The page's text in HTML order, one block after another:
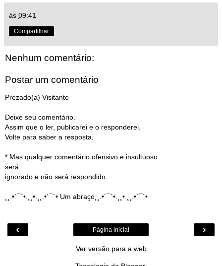
às 09:41
Compartilhar
Nenhum comentário:
Postar um comentário
Prezado(a) Visitante
Deixe seu comentário.
Assim que o ler, publicarei e o responderei.
Volte para saber a resposta.
* Mas qualquer comentário ofensivo e insultuoso
será
ignorado e não será respondido.
¸¸.•´¯`•.¸¸•.¸¸.•´¯`• Um abraço¸¸.•´¯`•.¸¸•.¸¸.•´¯`•
‹ ›
Página inicial
Ver versão para a web